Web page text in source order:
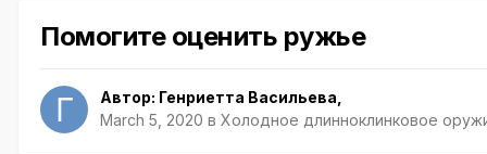
Помогите оценить ружье
Автор: Генриетта Васильева
March 5, 2020 в Холодное длинноклинковое